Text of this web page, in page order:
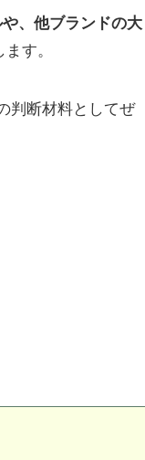
、他ブランドの大
す。
判断材料としてぜ